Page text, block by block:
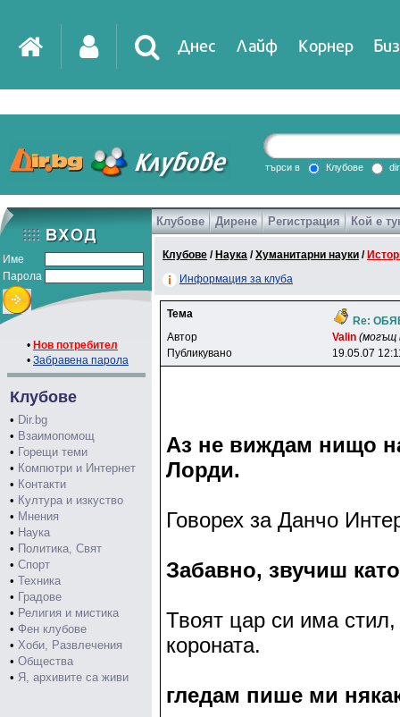
Днес Лайф Корнер
DirTV Impressio
Games
търси в Клубове
Име
Парола
• Нов потребител
• Забравена парола
Клубове
• Dir.bg
• Взаимопомощ
• Горещи теми
• Компютри и Интернет
• Контакти
• Култура и изкуство
• Мнения
• Наука
• Политика, Свят
• Спорт
• Техника
• Градове
• Религия и мистика
• Фен клубове
• Хоби, Развлечения
• Общества
• Я, архивите са живи
Клубове Дирене Регистрация Кой е
Клубове / Наука /Хуманитарни науки /
Информация за клуба
Тема
Re:
Автор
Valin (могъщ
Публикувано
19.05.07
Аз не виждам нищо
Лорди.
Говорех за Данчо
Забавно, звучиш
Твоят цар си има
короната.
гледам пише ми